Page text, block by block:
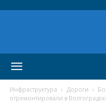
Инфраструктура Дороги
отремонтировали в